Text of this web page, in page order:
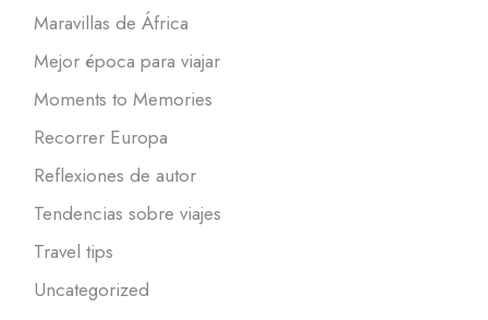
Maravillas de África
Mejor época para viajar
Moments to Memories
Recorrer Europa
Reflexiones de autor
Tendencias sobre viajes
Travel tips
Uncategorized